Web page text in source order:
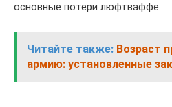
основные потери люфтваффе.
Читайте также: Возраст
армию: установленные